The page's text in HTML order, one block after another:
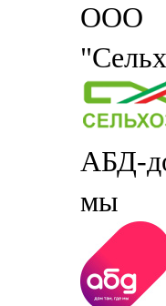
ООО
АБД-
мы